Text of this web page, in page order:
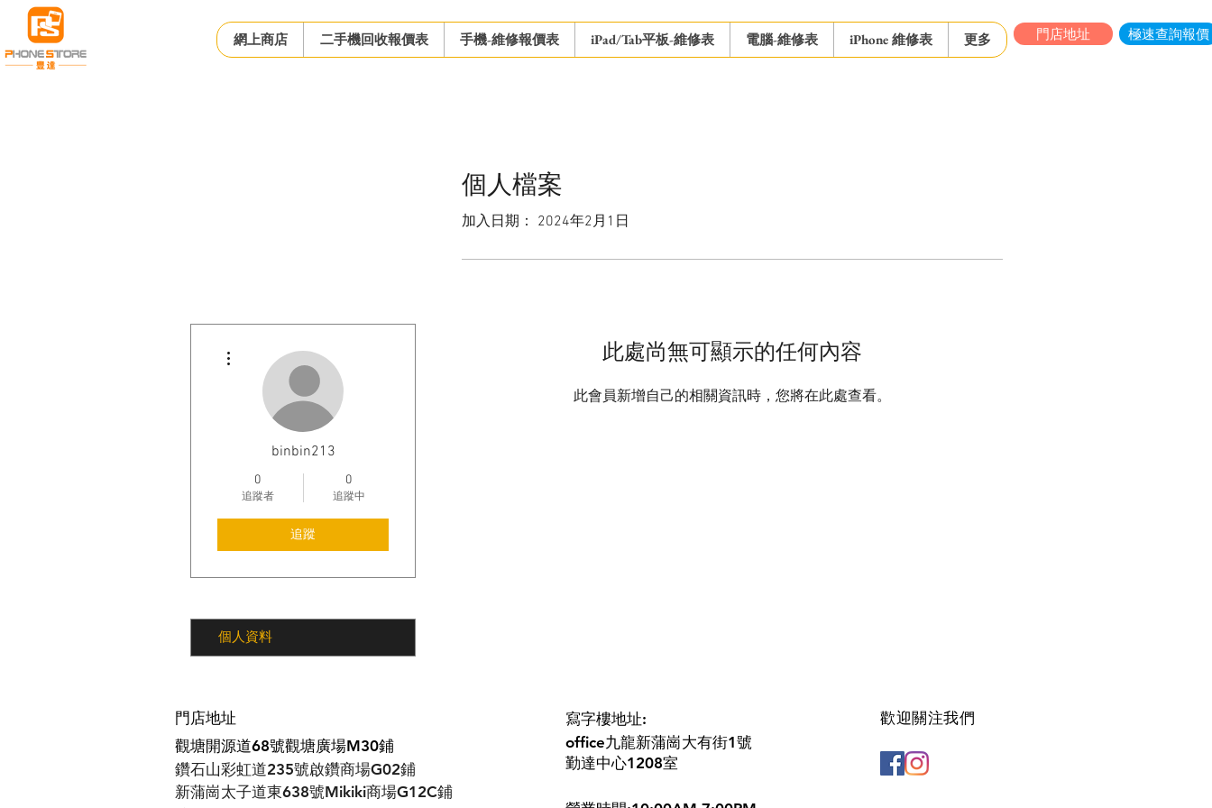
網上商店 二手機回收報價表 手機-維修報價表 iPad/Tab平板-維修表 電腦-維修表 iPhone 維修表 更多 門店地址 極速查詢報價
個人檔案
加入日期： 2024年2月1日
此處尚無可顯示的任何內容
此會員新增自己的相關資訊時，您將在此處查看。
binbin213
0
追蹤者
0
追蹤中
追蹤
個人資料
門店地址
觀塘開源道68號觀塘廣場M30鋪
鑽石山彩虹道235號啟鑽商場G02鋪
​新蒲崗太子道東638號Mikiki商場G12C鋪
寫字樓地址:
office九龍新蒲崗大有街1號
勤達中心1208室
歡迎關注我們